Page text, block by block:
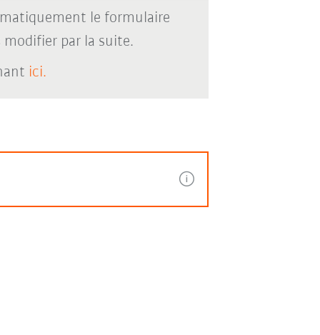
le formulaire
modifier par la suite.
ici.